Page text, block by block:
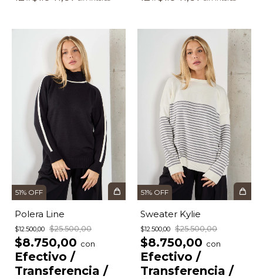
51% OFF
Polera Line
$12.500,00 $25.500,00
$8.750,00 con
Efectivo /
Transferencia /
51% OFF
Sweater Kylie
$12.500,00 $25.500,00
$8.750,00 con
Efectivo /
Transferencia /